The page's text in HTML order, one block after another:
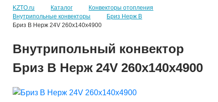
KZTO.ru Каталог
Конвекторы отопления
Внутрипольные конвекторы
Бриз Нерж В
Бриз В Нерж 24V 260x140x4900
Внутрипольный конвектор
Бриз В Нерж 24V 260x140x4900